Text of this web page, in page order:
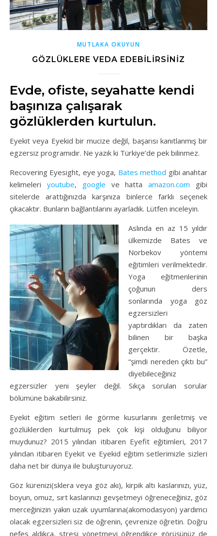
MUTLAKA OKUYUN
GÖZLÜKLERE VEDA EDEBILIRSINIZ
Evde, ofiste, seyahatte kendi
başınıza çalışarak
gözlüklerden kurtulun.
Eyekit veya Eyekid bir mucize değil, başarısı kanıtlanmış bir
egzersiz programıdır. Ne yazık ki Türkiye’de pek bilinmez.
Recovering Eyesight, eye yoga, Bates method gibi anahtar
kelimeleri youtube, google ve hattaamazon.com gibi
sitelerde arattığınızda karşınıza binlerce farklı seçenek
çıkacaktır. Bunların bağlantılarını ayarladık. Lütfen inceleyin.
Aslında en az 15 yıldır
ülkemizde Bates ve
Norbekov yöntemi
eğitimleri verilmektedir.
Yoga eğitmenlerinin
çoğunun ders
sonlarında yoga göz
egzersizleri
yaptırdıkları da zaten
bilinen bir başka
gerçektir. Özetle,
“şimdi nereden çıktı bu”
diyebileceğiniz
egzersizler yeni şeyler değil. Sıkça sorulan sorular
bölümüne bakabilirsiniz.
Eyekit eğitim setleri ile görme kusurlarını geriletmiş ve
gözlüklerden kurtulmuş pek çok kişi olduğunu biliyor
muydunuz? 2015 yılından itibaren Eyefit eğitimleri, 2017
yılından itibaren Eyekit ve Eyekid eğitim setlerimizle sizleri
daha net bir dünya ile buluşturuyoruz.
Göz kürenizi(sklera veya göz akı), kirpik altı kaslarınızı, yüz,
boyun, omuz, sırt kaslarınızı gevşetmeyi öğreneceğiniz, göz
merceğinizin yakın uzak uyumlarına(akomodasyon) yardımcı
olacak egzersizleri siz de öğrenin, çevrenize öğretin. Doğru
nefes aldıkça, stresi yönetmeyi öğrendikçe görüşünüz de